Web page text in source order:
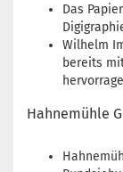
Das
Wilhelm
bereits
Hahnemühle